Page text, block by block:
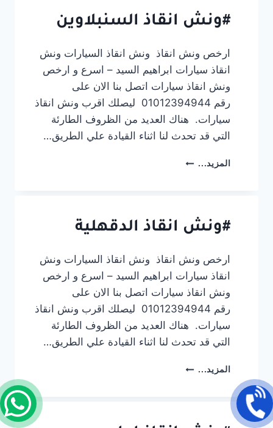
#ونش انقاذ السنبلاوين
ارخص ونش انقاذ ونش انقاذ السيارات ونش
انقاذ سيارات ابراهيم السيد – اسرع و ارخص
ونش انقاذ سيارات اتصل بنا الان على
رقم 01012394944 ليصلك اقرب ونش انقاذ
سيارات. هناك العديد من الظروف الطارئة
التي قد تحدث لنا اثناء القيادة علي الطريق…
المزيد... #ونش
#ونش انقاذ الدقهلية
ارخص ونش انقاذ ونش انقاذ السيارات ونش
انقاذ سيارات ابراهيم السيد – اسرع و ارخص
ونش انقاذ سيارات اتصل بنا الان على
رقم 01012394944 ليصلك اقرب ونش انقاذ
سيارات. هناك العديد من الظروف الطارئة
التي قد تحدث لنا اثناء القيادة علي الطريق…
المزيد... #ونش